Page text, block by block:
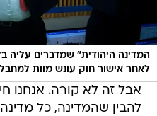
המדינה היהודית״ שמדברים עליה
לאחר אישור חוק עונש מוות
אבל זה לא קורה. אנחנו
להבין שהמדינה, כל